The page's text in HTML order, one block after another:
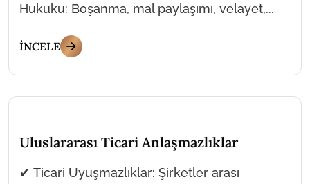
Hukuku: Boşanma, mal paylaşımı, velayet,...
İNCELE
Uluslararası Ticari Anlaşmazlıklar
✔ Ticari Uyuşmazlıklar: Şirketler arası